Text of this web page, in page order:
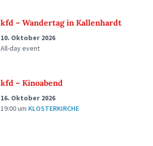
kfd – Wandertag in Kallenhardt
10. Oktober 2026
All-day event
kfd – Kinoabend
16. Oktober 2026
19:00um KLOSTERKIRCHE